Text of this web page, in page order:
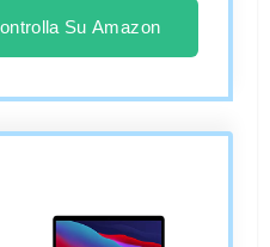
NeroSu Amazon